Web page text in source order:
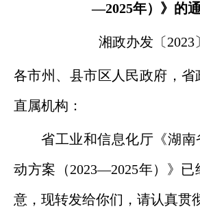
—2025年）》的
湘政办发〔2023
各市州、县市区人民政府，省
直属机构：
省工业和信息化厅《湖南
动方案（2023—2025年）》已
意，现转发给你们，请认真贯